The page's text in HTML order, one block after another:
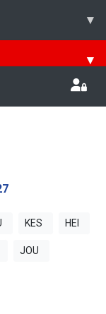
▾
▾
KES HEI
JOU